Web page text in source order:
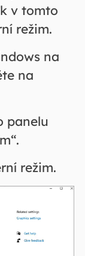
v tomto
režim.
na
na
panelu
režim.